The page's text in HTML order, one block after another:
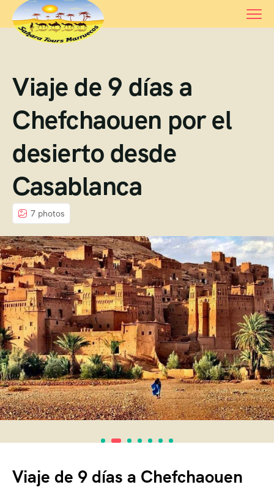
Viaje de 9 días a
Chefchaouen por el
desierto desde
Casablanca
7 photos
Viaje de 9 días a Chefchaouen